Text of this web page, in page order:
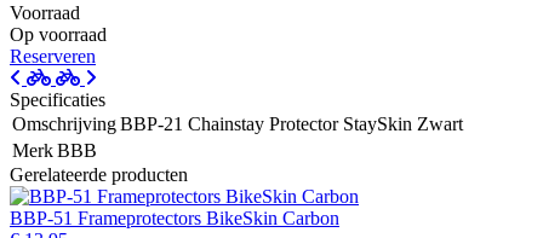
Voorraad
Op voorraad
Reserveren
Specificaties
OmschrijvingBBP-21 Chainstay Protector StaySkin Zwart
MerkBBB
Gerelateerde producten
BBP-51 Frameprotectors BikeSkin Carbon